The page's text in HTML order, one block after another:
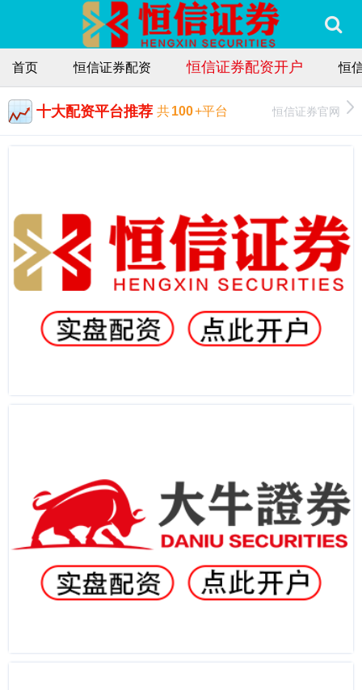
首页 恒信证券配资 恒信证券配资开户 恒
十大配资平台推荐 共100+平台 恒信证券官网